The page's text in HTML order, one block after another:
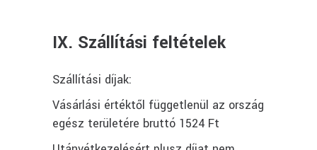
IX. Szállítási feltételek
Szállítási díjak:
Vásárlási értéktől függetlenül az ország
egész területére bruttó 1524 Ft